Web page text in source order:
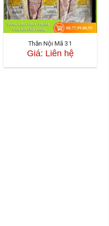
Thăn Nội Mã 31
Giá: Liên hệ